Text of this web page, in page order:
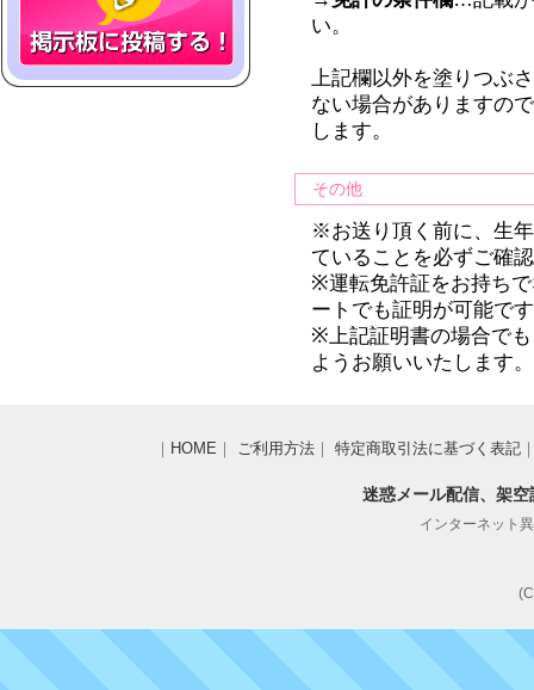
い。
上記欄以外を塗りつぶ
ない場合がありますの
します。
その他
※お送り頂く前に、生
ていることを必ずご確
※運転免許証をお持ち
ートでも証明が可能で
※上記証明書の場合で
ようお願いいたします。
｜ HOME ｜ ご利用方法 ｜特定商取引法に基づく表記
迷惑メール配信、架
インターネット